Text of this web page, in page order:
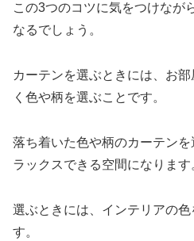
この3つのコツに気をつけなが
なるでしょう。
カーテンを選ぶときには、お
く色や柄を選ぶことです。
落ち着いた色や柄のカーテン
ラックスできる空間になります
選ぶときには、インテリアの
す。